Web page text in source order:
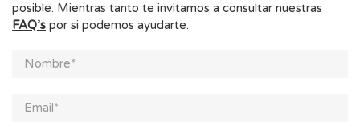
posible. Mientras tanto te invitamos a consultar nuestras
FAQ’s por si podemos ayudarte.